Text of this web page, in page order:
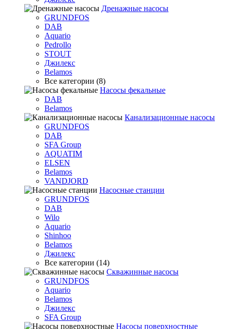
Дренажные насосы
GRUNDFOS
DAB
Aquario
Pedrollo
STOUT
Джилекс
Belamos
Все категории (8)
Насосы фекальные
DAB
Belamos
Канализационные насосы
GRUNDFOS
DAB
SFA Group
AQUATIM
ELSEN
Belamos
VANDJORD
Насосные станции
GRUNDFOS
DAB
Wilo
Aquario
Shinhoo
Belamos
Джилекс
Все категории (14)
Скважинные насосы
GRUNDFOS
Aquario
Belamos
Джилекс
SFA Group
Насосы поверхностные